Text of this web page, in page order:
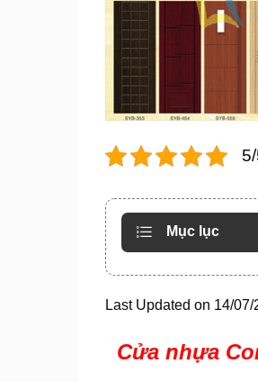
Mục lục
Last Updated on 14/07/
Cửa nhựa